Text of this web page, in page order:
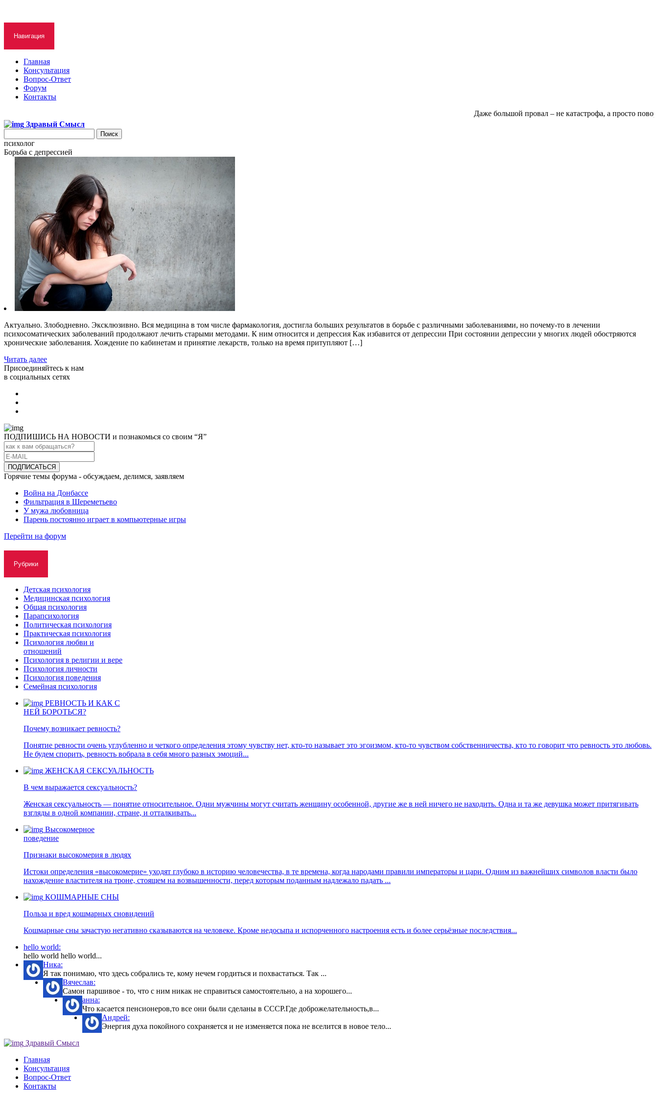
Навигация
Главная
Консультация
Вопрос-Ответ
Форум
Контакты
Даже большой провал – не катастрофа, а просто поворот
Здравый Смысл
психолог
Борьба с депрессией
Актуально. Злободневно. Эксклюзивно. Вся медицина в том числе фармакология, достигла больших результатов в борьбе с различными заболеваниями, но почему-то в лечении
психосоматических заболеваний продолжают лечить старыми методами. К ним относится и депрессия Как избавится от депрессии При состоянии депрессии у многих людей обостряются
хронические заболевания. Хождение по кабинетам и принятие лекарств, только на время притупляют […]
Читать далее
Присоединяйтесь к нам
в социальных сетях
ПОДПИШИСЬ НА НОВОСТИ и познакомься со своим “Я”
Горячие темы форума - обсуждаем, делимся, заявляем
Война на Донбассе
Фильтрация в Шереметьево
У мужа любовница
Парень постоянно играет в компьютерные игры
Перейти на форум
Рубрики
Детская психология
Медицинская психология
Общая психология
Парапсихология
Политическая психология
Практическая психология
Психология любви и
отношений
Психология в религии и вере
Психология личности
Психология поведения
Семейная психология
РЕВНОСТЬ И КАК С
НЕЙ БОРОТЬСЯ?
Почему возникает ревность?
Понятие ревности очень углубленно и четкого определения этому чувству нет, кто-то называет это эгоизмом, кто-то чувством собственничества, кто то говорит что ревность это любовь.
Не будем спорить, ревность вобрала в себя много разных эмоций...
ЖЕНСКАЯ СЕКСУАЛЬНОСТЬ
В чем выражается сексуальность?
Женская сексуальность — понятие относительное. Одни мужчины могут считать женщину особенной, другие же в ней ничего не находить. Одна и та же девушка может притягивать
взгляды в одной компании, стране, и отталкивать...
Высокомерное
поведение
Признаки высокомерия в людях
Истоки определения «высокомерие» уходят глубоко в историю человечества, в те времена, когда народами правили императоры и цари. Одним из важнейших символов власти было
нахождение властителя на троне, стоящем на возвышенности, перед которым поданным надлежало падать ...
КОШМАРНЫЕ СНЫ
Польза и вред кошмарных сновидений
Кошмарные сны зачастую негативно сказываются на человеке. Кроме недосыпа и испорченного настроения есть и более серьёзные последствия...
hello world:
hello world hello world...
Ника:
Я так понимаю, что здесь собрались те, кому нечем гордиться и похвастаться. Так ...
Вячеслав:
Самон паршивое - то, что с ним никак не справиться самостоятельно, а на хорошего...
анна:
Что касается пенсионеров,то все они были сделаны в СССР.Где доброжелательность,в...
Андрей:
Энергия духа покойного сохраняется и не изменяется пока не вселится в новое тело...
Здравый Смысл
Главная
Консультация
Вопрос-Ответ
Контакты